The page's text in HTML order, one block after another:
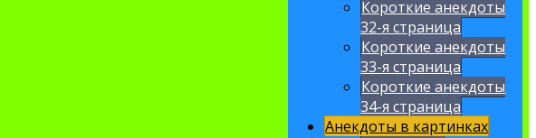
Короткие анекдоты
32-я страница
Короткие анекдоты
33-я страница
Короткие анекдоты
34-я страница
Анекдоты в картинках